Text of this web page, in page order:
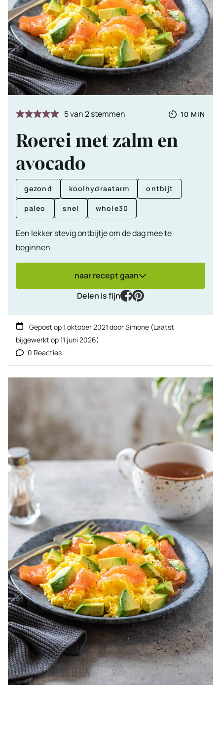
5van2stemmen
Totale
10 MIN
Roerei met zalm en
avocado
gezond koolhydraatarm ontbijt
paleo snel whole30
Een lekker stevig ontbijtje om de dag mee te
beginnen
naar recept gaan
Delen is fijn
facebook
pinterest
Gepost op1 oktober 2021 doorSimone (Laatst
bijgewerkt op11 juni 2026)
0 Reacties